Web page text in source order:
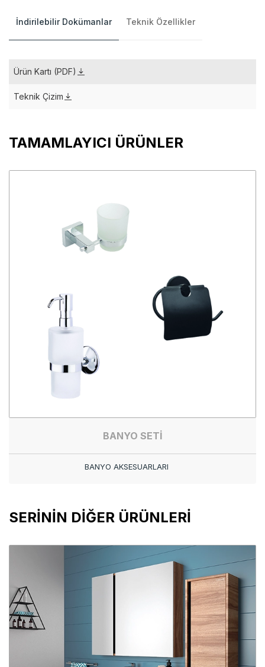
İndirilebilir Dokümanlar Teknik Özellikler
Ürün Kartı (PDF)
Teknik Çizim
TAMAMLAYICI ÜRÜNLER
BANYO SETİ
BANYO AKSESUARLARI
SERİNİN DİĞER ÜRÜNLERİ